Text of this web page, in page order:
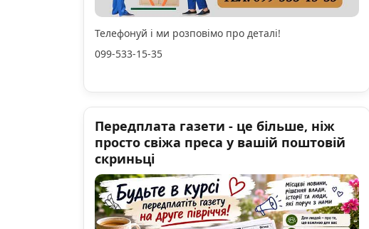
Телефонуй і ми розповімо про деталі!
099-533-15-35
Передплата газети - це більше, ніж
просто свіжа преса у вашій поштовій
скриньці